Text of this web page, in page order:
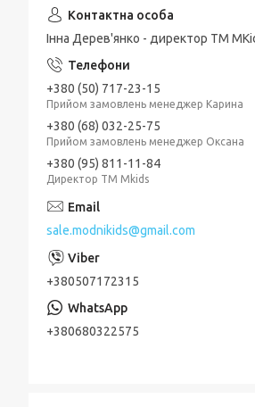
Інна Дерев'янко - директор TM
+380 (50) 717-23-15
Прийом замовлень менеджер Карина
+380 (68) 032-25-75
Прийом замовлень менеджер Оксана
+380 (95) 811-11-84
Директор ТМ Mkids
sale.modnikids@gmail.com
+380507172315
+380680322575